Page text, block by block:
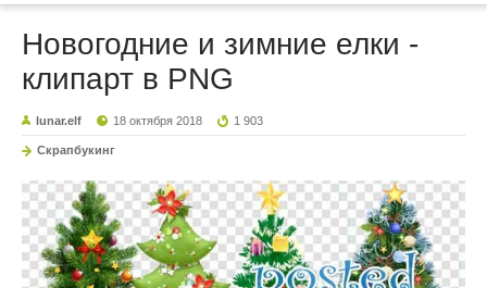
Новогодние и зимние елки -
клипарт в PNG
lunar.elf 18 октября 2018 1 903
Скрапбукинг